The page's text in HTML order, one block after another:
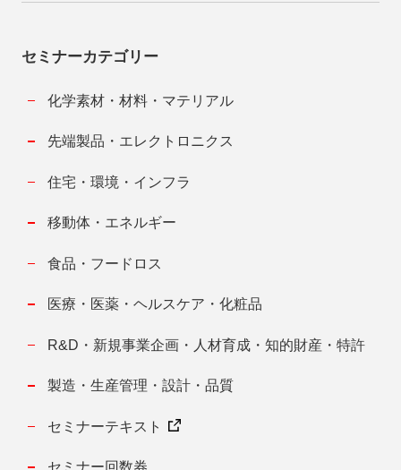
セミナーカテゴリー
化学素材・材料・マテリアル
先端製品・エレクトロニクス
住宅・環境・インフラ
移動体・エネルギー
食品・フードロス
医療・医薬・ヘルスケア・化粧品
R&D・新規事業企画・人材育成・知的財産・特許
製造・生産管理・設計・品質
セミナーテキスト